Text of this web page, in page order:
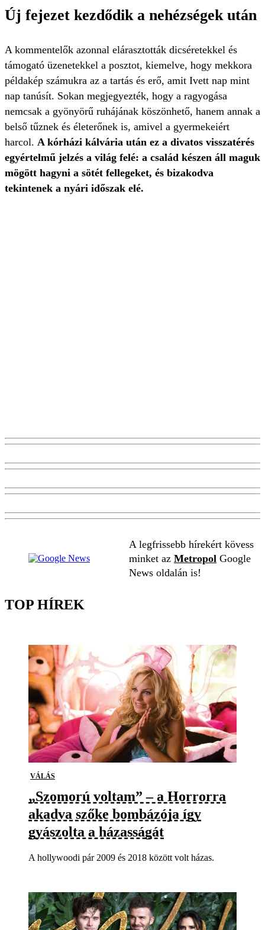
Új fejezet kezdődik a nehézségek után
A kommentelők azonnal elárasztották dicséretekkel és
támogató üzenetekkel a posztot, kiemelve, hogy mekkora
példakép számukra az a tartás és erő, amit Ivett nap mint
nap tanúsít. Sokan megjegyezték, hogy a ragyogása
nemcsak a gyönyörű ruhájának köszönhető, hanem annak a
belső tűznek és életerőnek is, amivel a gyermekeiért
harcol. A kórházi kálvária után ez a divatos visszatérés
egyértelmű jelzés a világ felé: a család készen áll maguk
mögött hagyni a sötét fellegeket, és bizakodva
tekintenek a nyári időszak elé.
A legfrissebb hírekért kövess
minket az Metropol Google
News oldalán is!
TOP HÍREK
VÁLÁS
„Szomorú voltam” – a Horrorra
akadva szőke bombázója így
gyászolta a házasságát
A hollywoodi pár 2009 és 2018 között volt házas.